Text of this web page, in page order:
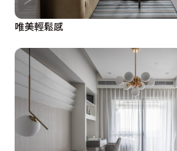
唯美輕鬆感